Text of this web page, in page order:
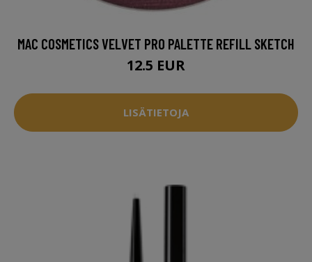
MAC COSMETICS VELVET PRO PALETTE REFILL SKETCH
12.5 EUR
LISÄTIETOJA